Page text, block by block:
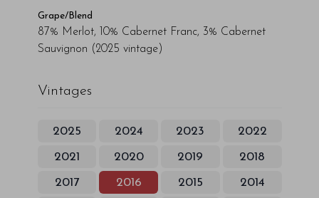
Grape/Blend
87% Merlot, 10% Cabernet Franc, 3% Cabernet
Sauvignon (2025 vintage)
Vintages
2025 2024 2023 2022
2021 2020 2019 2018
2017 2016 2015 2014